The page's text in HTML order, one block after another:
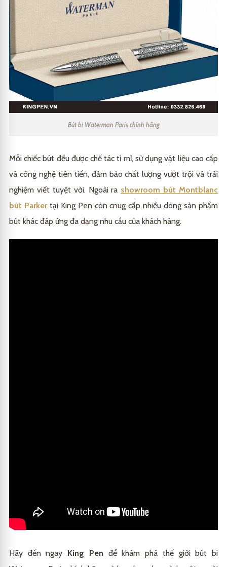
Bút bi Waterman Paris chính hãng
Mỗi chiếc bút đều được chế tác tỉ mỉ, sử dụng vật liệu cao cấp
và công nghệ tiên tiến, đảm bảo chất lượng vượt trội và trải
nghiệm viết tuyệt vời. Ngoài ra showroom bút Montblanc
bút Parkertại King Pen còn cnug cấp nhiều dòng sản phẩm
bút khác đáp ứng đa dạng nhu cầu của khách hàng.
Hãy đến ngay King Pen để khám phá thế giới bút bi